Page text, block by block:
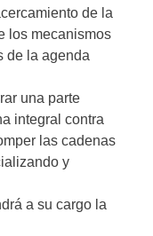
de la
los mecanismos
de la agenda
una parte
integral contra
las cadenas
y
a su cargo la